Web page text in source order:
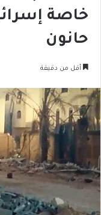
خاصة
حانون
أقل من دقيقة